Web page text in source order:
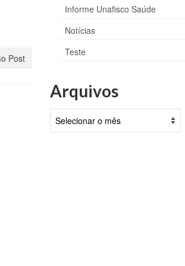
Post
Informe Unafisco Saúde
Notícias
Teste
Arquivos